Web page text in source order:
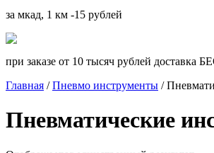
за мкад, 1 км -15 рублей
при заказе от 10 тысяч рублей
Главная /Пневмо инструменты /
Пневматические